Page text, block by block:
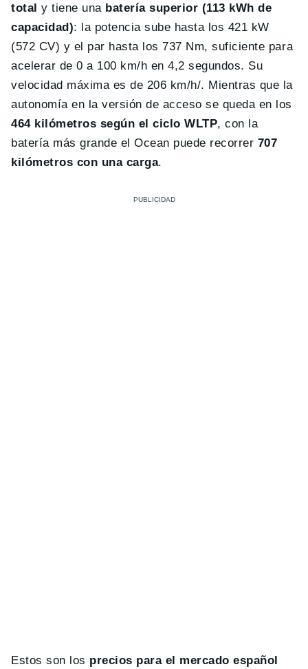
total y tiene una batería superior (113 kWh de
capacidad): la potencia sube hasta los 421 kW
(572 CV) y el par hasta los 737 Nm, suficiente para
acelerar de 0 a 100 km/h en 4,2 segundos. Su
velocidad máxima es de 206 km/h/. Mientras que la
autonomía en la versión de acceso se queda en los
464 kilómetros según el ciclo WLTP, con la
batería más grande el Ocean puede recorrer 707
kilómetros con una carga.
Estos son los precios para el mercado español